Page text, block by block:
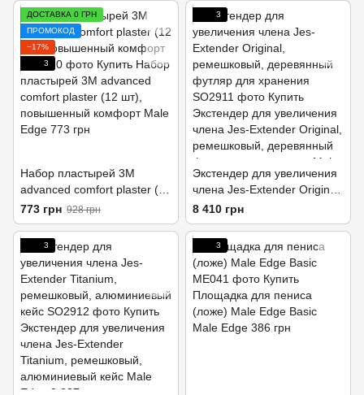
ДОСТАВКА 0 ГРН
ПРОМОКОД
−17%
3
Набор пластырей 3M
advanced comfort plaster (12
шт), повышенный комфорт
773 грн 928 грн
3
Экстендер для увеличения
члена Jes-Extender Original,
ремешковый, деревянный
футляр для хранения
8 410 грн
3 3